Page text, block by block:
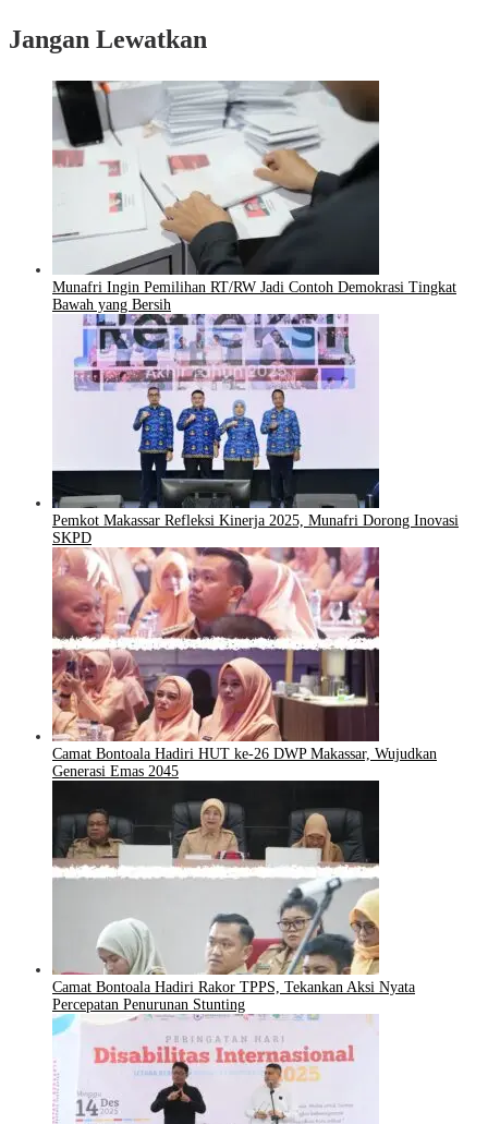
Jangan Lewatkan
Munafri Ingin Pemilihan RT/RW Jadi Contoh Demokrasi Tingkat
Bawah yang Bersih
Pemkot Makassar Refleksi Kinerja 2025, Munafri Dorong Inovasi
SKPD
Camat Bontoala Hadiri HUT ke-26 DWP Makassar, Wujudkan
Generasi Emas 2045
Camat Bontoala Hadiri Rakor TPPS, Tekankan Aksi Nyata
Percepatan Penurunan Stunting